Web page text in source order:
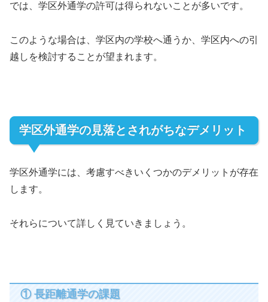
では、学区外通学の許可は得られないことが多いです。
このような場合は、学区内の学校へ通うか、学区内への引
越しを検討することが望まれます。
学区外通学の見落とされがちなデメリット
学区外通学には、考慮すべきいくつかのデメリットが存在
します。
それらについて詳しく見ていきましょう。
① 長距離通学の課題